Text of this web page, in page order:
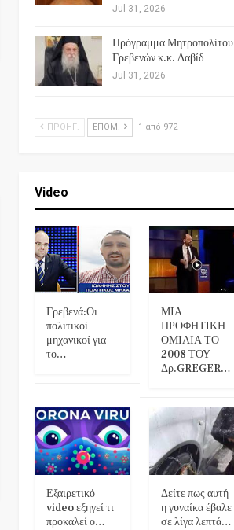
Jul 31, 2026
Πρόγραμμα Μητροπολίτου
Γρεβενών κ.κ. Δαβίδ
Jul 31, 2026
ΠΡΟΗΓ. ΕΠΌΜ. 1 από 972
Video
Γρεβενά:Οι
πολιτικοί
μηχανικοί για
το…
ΜΙΑ
ΠΡΟΦΗΤΙΚΗ
ΟΜΙΛΙΑ ΤΟ
2008 ΤΟΥ
Δρ.GREGER…
Εξαιρετικό
video εξηγεί τι
προκαλεί ο…
Δείτε πως αυτή
η γυναίκα έβαλε
σε λίγα λεπτά…